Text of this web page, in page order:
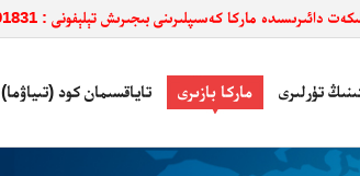
ماركا كەسىپلىرىنى بىجىرىش تېلېفونى : 4000991831، ئۈندىدار - 3935579
تۈرلىرى ماركا بازىرى تاياقسىمان كود (تىياۋما)